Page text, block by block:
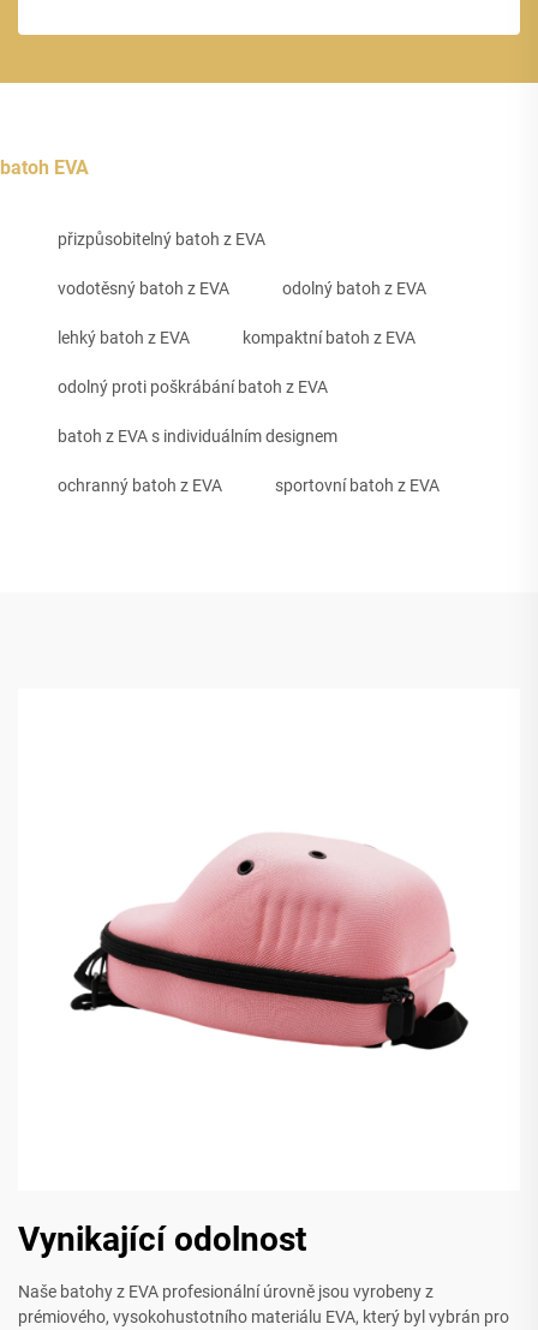
batoh EVA
přizpůsobitelný batoh z EVA
vodotěsný batoh z EVA odolný batoh z EVA
lehký batoh z EVA kompaktní batoh z EVA
odolný proti poškrábání batoh z EVA
batoh z EVA s individuálním designem
ochranný batoh z EVA sportovní batoh z EVA
Vynikající odolnost
Naše batohy z EVA profesionální úrovně jsou vyrobeny z
prémiového, vysokohustotního materiálu EVA, který byl vybrán pro